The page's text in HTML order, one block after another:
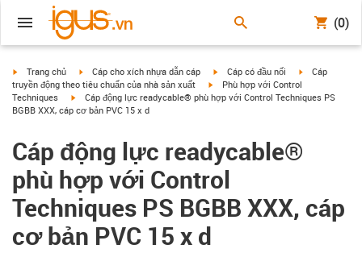
(0)
igus-icon-arrow-right
Trang chủ igus-icon-arrow-right
Cáp cho xích nhựa dẫn cáp igus-icon-arrow-right
Cáp có đầu nối igus-icon-
Cáp
truyền động theo tiêu chuẩn của nhà sản xuất
igus-icon-arrow-right
Phù hợp với Control
Techniques
igus-icon-arrow-right
Cáp động lực readycable® phù hợp với Control Techniques PS
BGBB XXX, cáp cơ bản PVC 15 x d
Cáp động lực readycable®
phù hợp với Control
Techniques PS BGBB XXX, cáp
cơ bản PVC 15 x d